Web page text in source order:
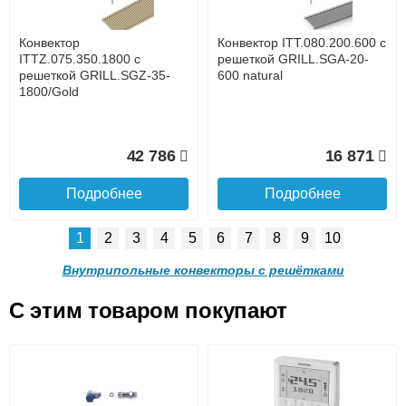
Подробнее о доставке
58 365
Подробнее
54 243
Конвектор
ITTB.090.250.1200 с
решеткой GRILL.LGA-25-
Подробнее
Конвектор
ITTB.090.250.1100 с
решеткой GRILL.LGA-25-
40 213
Подробнее
Конвектор
ITTZ.075.350.1800 с
решеткой GRILL.SGZ-35-
1800/Gold
42 786
Подробнее
Конвектор ITT.080.200.600 с
решеткой GRILL.SGA-20-
600 natural
16 871
Подробнее
решеткой GRILL.SGW-20-
1 2 3 4 5 6 7 8 9 10
Внутрипольные конвекторы с решётками
C этим товаром покупают